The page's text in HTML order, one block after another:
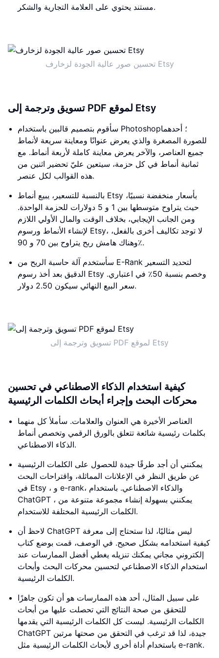
مستند يحتوي على العلامة التجارية والشكر.
تحسين صور عالية الجودة لزخارف Etsy
تسويق وترجمة إلى PDF لموقع Etsy
سأقوم بتصميم قالبين باستخدام Photoshop؛ أحدهما
للصورة المصغرة والذي يعرض عنوانًا ومعاينة سريعة لأنماط
جميع العناصر، والآخر يعرض معاينة كاملة لأربعة أنماط. مع
ثمانية أنماط في كل حزمة، سيتعين عليّ تحضير اثنين من
هذه القوالب لكل عنصر.
بالنسبة للتسعير، يبيع أنماط Etsy بأسعار منخفضة نسبيًا،
حيث يتراوح متوسطها بين 1 و 5 دولارات للحزمة الواحدة.
ومن الجانب الإيجابي، بخلاف الوقت والمال الأولي اللازم
لإنشاء الأنماط ورسوم Etsy، لا توجد تكاليف أخرى بالفعل،
وهناك هامش ربح يتراوح بين 70 و 90٪.
سأستخدم آلة حاسبة الربح من E-Rank لتحديد التسعير
الدقيق بعد أخذ رسوم Etsy وخصم بنسبة 50٪ في اعتباري.
سعر البيع النهائي سيكون 2.50 دولار.
تسويق وترجمة إلى PDF لموقع Etsy
كيفية استخدام الذكاء الاصطناعي في تحسين
محركات البحث وإجراء أبحاث الكلمات الرئيسية
العناصر الأخيرة هي العنوان والعلامات. سأملأ كل منهما
بكلمات رئيسية شائعة تتعلق بالورق الرقمي وتخصص أنماط
الذكاء الاصطناعي.
يمكنني أن أجد طرقًا جيدة للحصول على الكلمات الرئيسية
عن طريق النظر في الإعلانات المماثلة، واقتراحات البحث
في Etsy ، و e-rank، والذكاء الاصطناعي. باستخدام
ChatGPT ، يمكنني بسهولة إنشاء مجموعة متنوعة من
الكلمات الرئيسية المختلفة للاستخدام.
لاحظ أن ChatGPT ليس مثاليًا، لذا ستحتاج إلى معرفة
كيفية استخدامه بشكل صحيح. في الوصف، قمت بوضع كتاب
إلكتروني مجاني يمكنك تنزيله يغطي أفضل الممارسات عند
استخدام الذكاء الاصطناعي لتحسين محركات البحث وأبحاث
الكلمات الرئيسية.
على سبيل المثال، أحد هذه الممارسات هو أن تكون جاهزًا
للتحقق من صحة النتائج التي تحصلت عليها من أبحاث
الكلمات الرئيسية. ليست كل الكلمات الرئيسية التي يقدمها
ChatGPT جيدة، لذا قد ترغب في التحقق من صحتها مرتين
باستخدام أداة أخرى لأبحاث الكلمات الرئيسية مثل e-rank.